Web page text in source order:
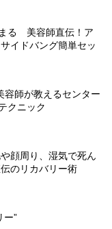
る 美容師直伝！ア
イドバング簡単セッ
師が教えるセンター
クニック
顔周り、湿気で死ん
のリカバリー術
ー”